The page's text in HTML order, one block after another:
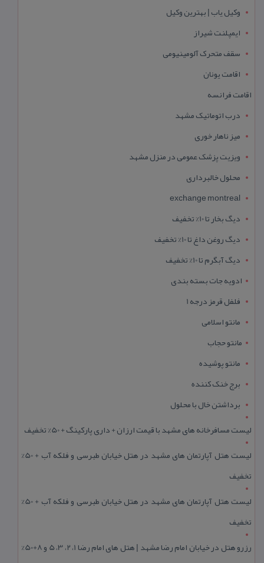
وکیل یاب | بهترین وکیل
ایمپلنت شیراز
سقف متحرک آلومینیومی
اقامت یونان
اقامت فرانسه
درب اتوماتیک مشهد
میز ناهار خوری
ویزیت پزشک عمومی در منزل مشهد
محلول خالبرداری
exchange montreal
دیگ بخار تا 10% تخفیف
دیگ روغن داغ تا 10% تخفیف
دیگ آبگرم تا 10% تخفیف
ادویه جات بسته بندی
فلفل قرمز درجه 1
مانتو اسلامی
مانتو حجاب
مانتو پوشیده
برج خنک کننده
برداشتن خال با محلول
لیست مسافرخانه های مشهد با قیمت ارزان + داری پارکینگ + 50% تخفیف
لیست هتل آپارتمان های مشهد در هتل خیابان طبرسی و فلکه آب + 50%
تخفیف
لیست هتل آپارتمان های مشهد در هتل خیابان طبرسی و فلکه آب + 50%
تخفیف
رزرو هتل در خیابان امام رضا مشهد | هتل‌ های امام رضا 1، 2، 3، 5 و 8+50%